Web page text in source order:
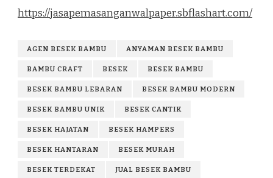
https://jasapemasanganwalpaper.sbflashart.com/
AGEN BESEK BAMBU ANYAMAN BESEK BAMBU
BAMBU CRAFT BESEK BESEK BAMBU
BESEK BAMBU LEBARAN BESEK BAMBU MODERN
BESEK BAMBU UNIK BESEK CANTIK
BESEK HAJATAN BESEK HAMPERS
BESEK HANTARAN BESEK MURAH
BESEK TERDEKAT JUAL BESEK BAMBU